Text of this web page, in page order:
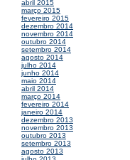
abril 2015
março 2015
fevereiro 2015
dezembro 2014
novembro 2014
outubro 2014
setembro 2014
agosto 2014
julho 2014
junho 2014
maio 2014
abril 2014
março 2014
fevereiro 2014
janeiro 2014
dezembro 2013
novembro 2013
outubro 2013
setembro 2013
agosto 2013